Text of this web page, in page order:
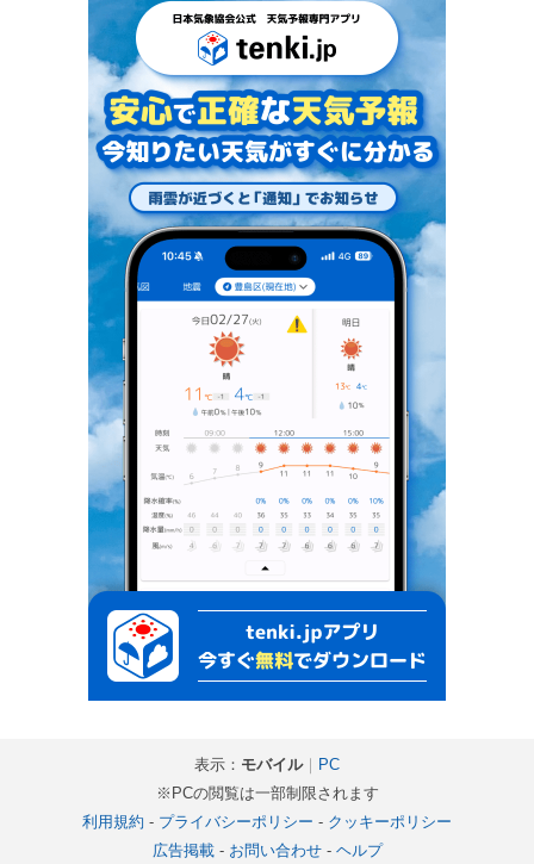
表示： モバイル｜ PC
※PCの閲覧は一部制限されます
利用規約 - プライバシーポリシー - クッキーポリシー
広告掲載- お問い合わせ- ヘルプ